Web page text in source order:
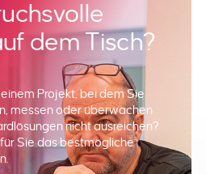
dem Tisch?
Projekt, bei dem Sie
messen oder überwachen
nicht ausreichen?
Sie das bestmögliche